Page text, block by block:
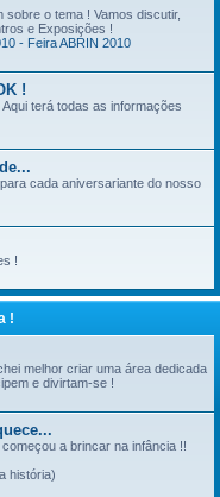
o tema ! Vamos discutir,
e Exposições !
- Feira ABRIN 2010
!
terá todas as informações
cada aniversariante do nosso
!
!
melhor criar uma área dedicada
e divirtam-se !
a brincar na infância !!
história)